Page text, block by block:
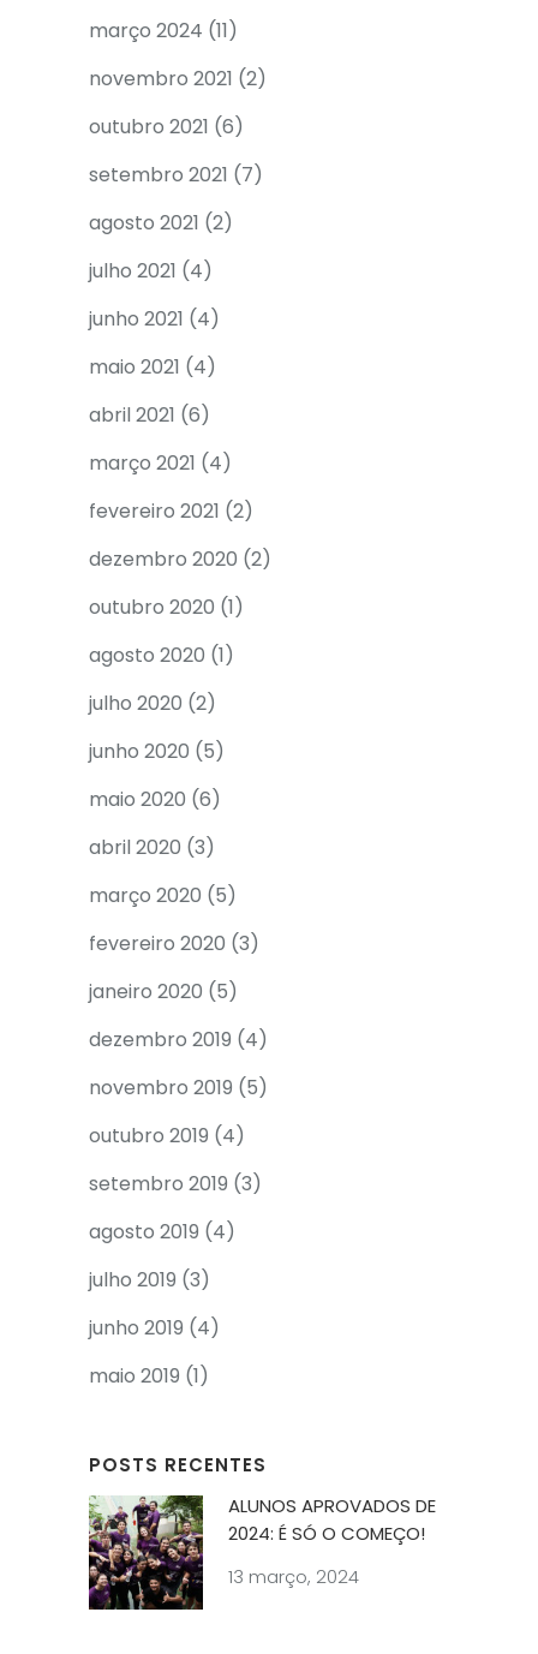
março 2024 (11)
novembro 2021 (2)
outubro 2021 (6)
setembro 2021 (7)
agosto 2021 (2)
julho 2021 (4)
junho 2021 (4)
maio 2021 (4)
abril 2021 (6)
março 2021 (4)
fevereiro 2021 (2)
dezembro 2020 (2)
outubro 2020 (1)
agosto 2020 (1)
julho 2020 (2)
junho 2020 (5)
maio 2020 (6)
abril 2020 (3)
março 2020 (5)
fevereiro 2020 (3)
janeiro 2020 (5)
dezembro 2019 (4)
novembro 2019 (5)
outubro 2019 (4)
setembro 2019 (3)
agosto 2019 (4)
julho 2019 (3)
junho 2019 (4)
maio 2019 (1)
POSTS RECENTES
ALUNOS APROVADOS DE
2024: É SÓ O COMEÇO!
13 março, 2024